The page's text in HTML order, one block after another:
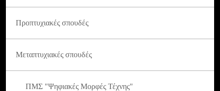
Προπτυχιακές σπουδές
Μεταπτυχιακές σπουδές
ΠΜΣ "Ψηφιακές Μορφές Τέχνης"